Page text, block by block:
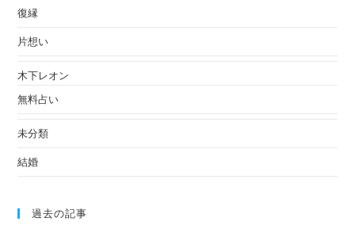
復縁
片想い
木下レオン
無料占い
未分類
結婚
過去の記事